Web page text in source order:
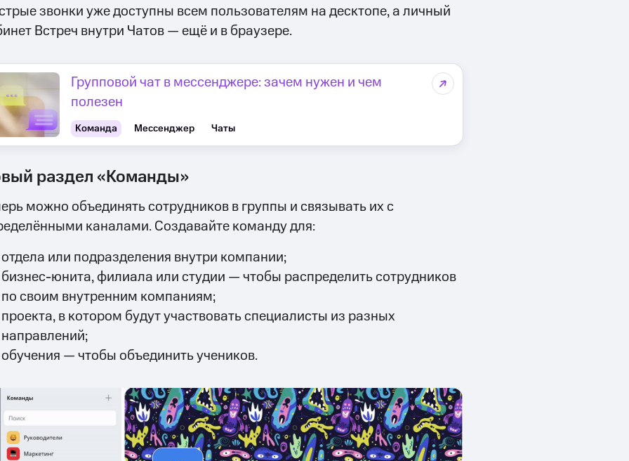
звонки уже доступны всем пользователям на десктопе, а личный
Встреч внутри Чатов — ещё и в браузере.
Групповой чат в мессенджере: зачем нужен и чем
полезен
Команда Мессенджер Чаты
раздел «Команды»
можно объединять сотрудников в группы и связывать их с
каналами. Создавайте команду для:
отдела или подразделения внутри компании;
бизнес-юнита, филиала или студии — чтобы распределить сотрудников
по своим внутренним компаниям;
проекта, в котором будут участвовать специалисты из разных
направлений;
обучения — чтобы объединить учеников.